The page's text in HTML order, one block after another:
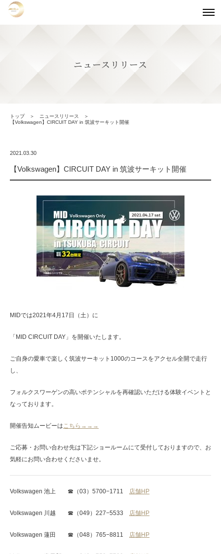
ニュースリリース
トップ
ニュースリリース
【Volkswagen】CIRCUIT DAY in 筑波サーキット開催
2021.03.30
【Volkswagen】CIRCUIT DAY in 筑波サーキット開催
MIDでは2021年4月17日（土）に
「MID CIRCUIT DAY」を開催いたします。
ご自身の愛車で楽しく筑波サーキット1000のコースをアクセル全開で走行
し、
フォルクスワーゲンの高いポテンシャルを再確認いただける体験イベントと
なっております。
開催告知ムービーはこちら→→→
ご応募・お問い合わせ先は下記ショールームにて受付しておりますので、お
気軽にお問い合わせくださいませ。
Volkswagen 池上 ☎︎（03）5700−1711 店舗HP
Volkswagen 川越 ☎︎（049）227−5533 店舗HP
Volkswagen 蓮田 ☎︎（048）765−8811 店舗HP